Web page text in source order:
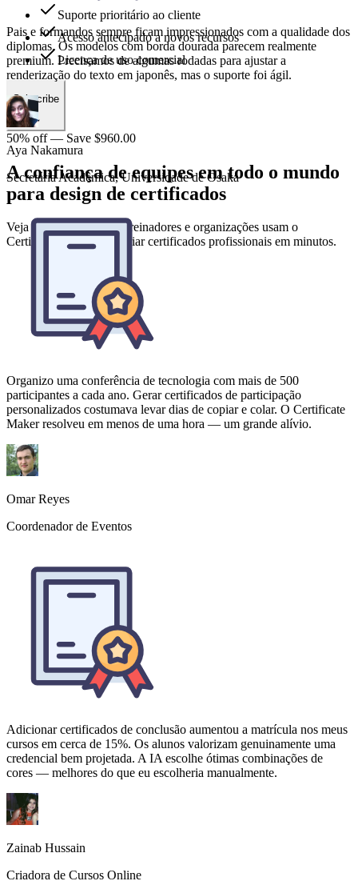
Suporte prioritário ao cliente
Acesso antecipado a novos recursos
Licença de uso comercial
Subscribe
50% off — Save $960.00
A confiança de equipes em todo o mundo
para design de certificados
Veja como educadores, treinadores e organizações usam o
Certificate Maker para criar certificados profissionais em minutos.
Aya Nakamura
Secretária Acadêmica, Universidade de Osaka
Organizo uma conferência de tecnologia com mais de 500
participantes a cada ano. Gerar certificados de participação
personalizados costumava levar dias de copiar e colar. O Certificate
Maker resolveu em menos de uma hora — um grande alívio.
Omar Reyes
Coordenador de Eventos
Adicionar certificados de conclusão aumentou a matrícula nos meus
cursos em cerca de 15%. Os alunos valorizam genuinamente uma
credencial bem projetada. A IA escolhe ótimas combinações de
cores — melhores do que eu escolheria manualmente.
Zainab Hussain
Criadora de Cursos Online